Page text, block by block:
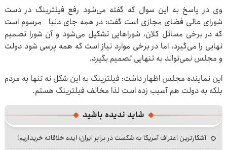
وی در پاسخ به این سوال که گفته می‌شود رفع فیلترینگ در دست
شورای عالی فضای مجازی است گفت: در همه جای دنیا مرسوم است
که در برخی مسائل کلان، شوراهایی تشکیل می‌شود و آن شورا تصمیم
نهایی را می‌گیرد، اما در برخی موارد نیاز است که همه پرسی شود دولت
و مجلس نمی‌تواند به تنهایی تصمیم بگیرد.
این نماینده مجلس اظهار داشت: فیلترینگ به این شکل نه تنها به مردم
بلکه به دولت هم آسیب زده است لذا مخالف فیلترینگ هستم.
شاید ندیده باشید
آشکارترین اعتراف آمریکا به شکست در برابر ایران؛ ایده خلاقانه خریداریم!